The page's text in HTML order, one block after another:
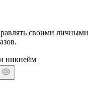
своими личными
никнейм